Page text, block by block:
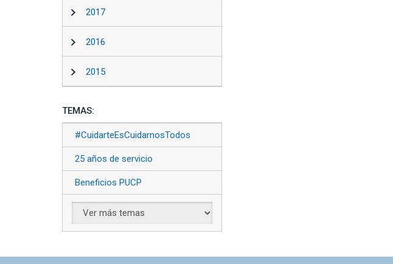
2017
2016
2015
TEMAS:
#CuidarteEsCuidarnosTodos
25 años de servicio
Beneficios PUCP